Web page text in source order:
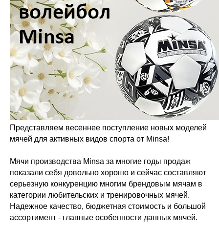
Представляем весеннее поступление новых моделей
мячей для активных видов спорта от Minsa!
Мячи производства Minsa за многие годы продаж
показали себя довольно хорошо и сейчас составляют
серьезную конкуренцию многим брендовым мячам в
категории любительских и тренировочных мячей.
Надежное качество, бюджетная стоимость и большой
ассортимент - главные особенности данных мячей.